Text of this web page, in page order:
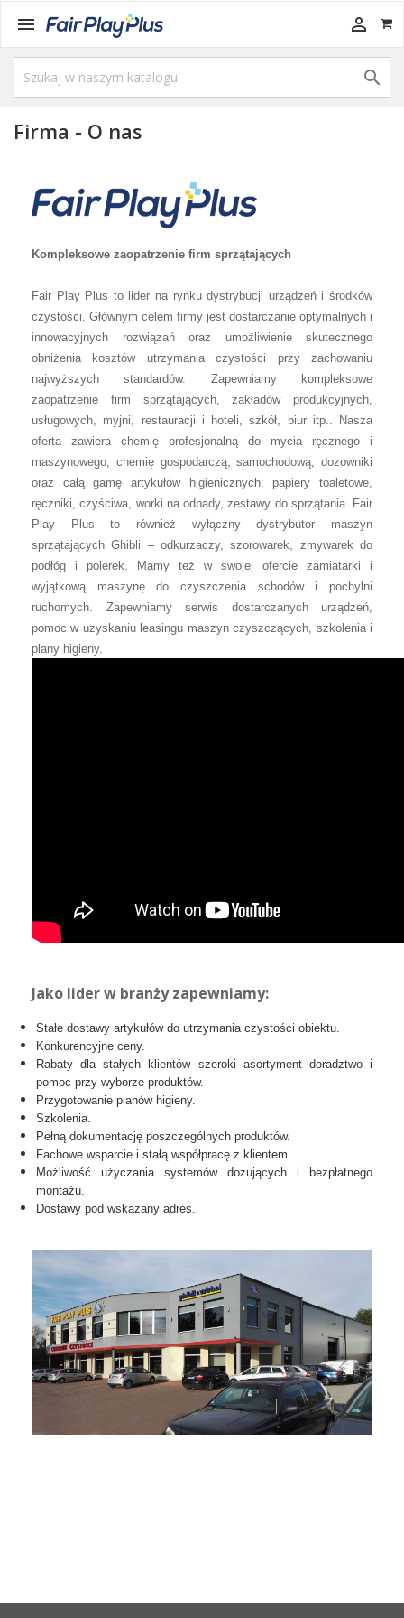
 

Firma - O nas
Kompleksowe zaopatrzenie firm sprzątających
Fair Play Plus to lider na rynku dystrybucji urządzeń i środków
czystości. Głównym celem firmy jest dostarczanie optymalnych i
innowacyjnych rozwiązań oraz umożliwienie skutecznego
obniżenia kosztów utrzymania czystości przy zachowaniu
najwyższych standardów. Zapewniamy kompleksowe
zaopatrzenie firm sprzątających, zakładów produkcyjnych,
usługowych, myjni, restauracji i hoteli, szkół, biur itp.. Nasza
oferta zawiera chemię profesjonalną do mycia ręcznego i
maszynowego, chemię gospodarczą, samochodową, dozowniki
oraz całą gamę artykułów higienicznych: papiery toaletowe,
ręczniki, czyściwa, worki na odpady, zestawy do sprzątania. Fair
Play Plus to również wyłączny dystrybutor maszyn
sprzątających Ghibli – odkurzaczy, szorowarek, zmywarek do
podłóg i polerek. Mamy też w swojej ofercie zamiatarki i
wyjątkową maszynę do czyszczenia schodów i pochylni
ruchomych. Zapewniamy serwis dostarczanych urządzeń,
pomoc w uzyskaniu leasingu maszyn czyszczących, szkolenia i
plany higieny.
Jako lider w branży zapewniamy:
Stałe dostawy artykułów do utrzymania czystości obiektu.
Konkurencyjne ceny.
Rabaty dla stałych klientów szeroki asortyment doradztwo i
pomoc przy wyborze produktów.
Przygotowanie planów higieny.
Szkolenia.
Pełną dokumentację poszczególnych produktów.
Fachowe wsparcie i stałą współpracę z klientem.
Możliwość użyczania systemów dozujących i bezpłatnego
montażu.
Dostawy pod wskazany adres.